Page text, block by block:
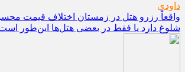
داودی
واقعاً رزرو هتل در زمستان اختلاف قیمت
شلوغ دارد یا فقط در بعضی هتل‌ها این‌طور